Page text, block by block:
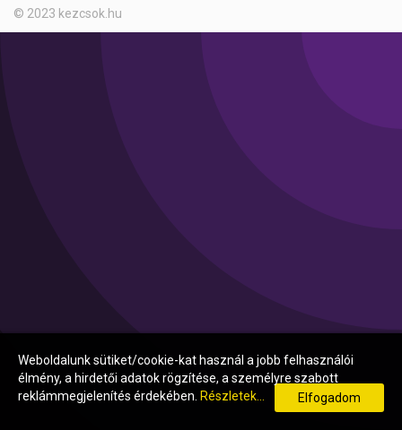
© 2023 kezcsok.hu
Weboldalunk sütiket/cookie-kat használ a jobb felhasználói
élmény, a hirdetői adatok rögzítése, a személyre szabott
reklámmegjelenítés érdekében. Részletek... Elfogadom